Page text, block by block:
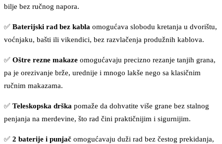
bilje bez ručnog napora.
✅ Baterijski rad bez kabla omogućava slobodu kretanja u dvorištu,
voćnjaku, bašti ili vikendici, bez razvlačenja produžnih kablova.
✅ Oštre rezne makaze omogućavaju precizno rezanje tanjih grana,
pa je orezivanje brže, urednije i mnogo lakše nego sa klasičnim
ručnim makazama.
✅ Teleskopska drška pomaže da dohvatite više grane bez stalnog
penjanja na merdevine, što rad čini praktičnijim i sigurnijim.
✅ 2 baterije i punjač omogućavaju duži rad bez čestog prekidanja,